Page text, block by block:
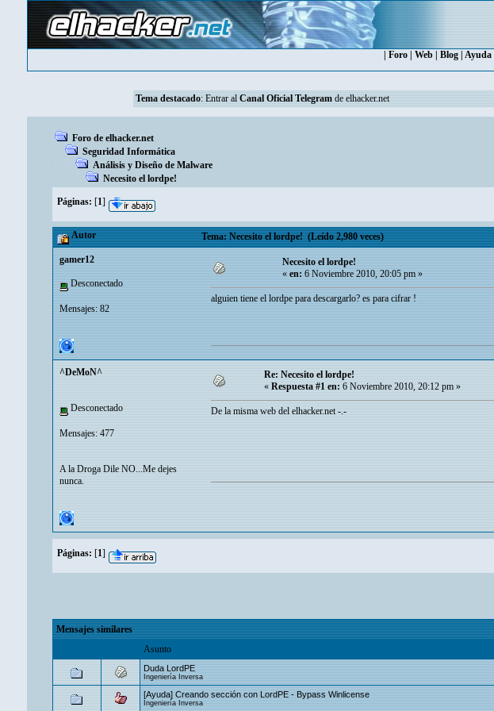
Foro| Web| Blog| Ayuda|
Tema destacado: Entrar al Canal Oficial Telegram de elhacker.net
Foro de elhacker.net
Seguridad Informática
Análisis y Diseño de Malware
Necesito el lordpe!
Páginas: [1]
Autor Tema: Necesito el lordpe! (Leído 2,980 veces)
gamer12
Desconectado
Mensajes: 82
Necesito el lordpe!
«en:6 Noviembre 2010, 20:05 pm »
alguien tiene el lordpe para descargarlo? es para cifrar !
^DeMoN^
Desconectado
Mensajes: 477
A la Droga Dile NO...Me dejes
nunca.
Re: Necesito el lordpe!
« Respuesta #1 en: 6 Noviembre 2010, 20:12 pm »
De la misma web del elhacker.net -.-
Páginas: [1]
Mensajes similares
Asunto
Duda LordPE
Ingeniería Inversa
[Ayuda] Creando sección con LordPE - Bypass Winlicense
Ingeniería Inversa